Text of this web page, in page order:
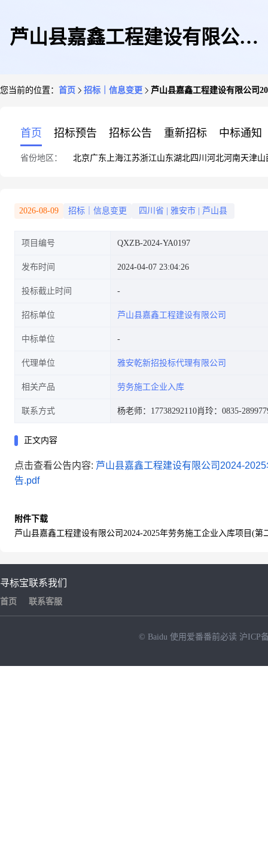
芦山县嘉鑫工程建设有限公司
告更正公告
您当前的位置： 首页 招标｜信息变更 芦山县嘉鑫工程建设有限公司
首页 招标预告 招标公告 重新招标 中标通知
省份地区： 北京广东 上海江苏浙江山东湖北四川 河北河南天津山
2026-08-09 招标｜信息变更 四川省 雅安市 芦山县
项目编号 QXZB-2024-YA0197
发布时间 2024-04-07 23:04:26
投标截止时间
招标单位 芦山县嘉鑫工程建设有限公司
中标单位
代理单位 雅安乾新招投标代理有限公司
相关产品 劳务施工企业入库
联系方式 杨老师：17738292110肖玲：0835-
正文内容
点击查看公告内容: 芦山县嘉鑫工程建设有限公司2024-
告.pdf
附件下载
芦山县嘉鑫工程建设有限公司2024-2025年劳务施工企业入库项目(
寻标宝
首页
联系我们
联系客服
© Baidu 使用爱番番前必读 沪ICP